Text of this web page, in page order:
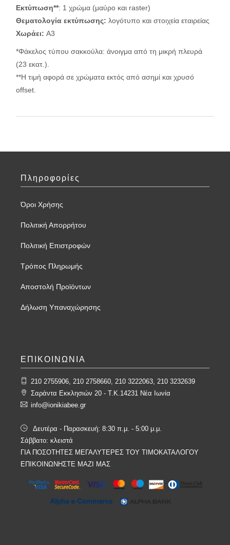
Εκτύπωση**: 1 χρώμα (μαύρο και raster)
Θεματολογία εκτύπωσης: λογότυπο και στοιχεία εταιρείας
Χωράει: Α3
*Φάκελος τύπου σακκούλα: άνοιγμα από τη μικρή πλευρά
(23 εκατ.).
**Η τιμή αφορά σε χρώματα εκτός από ασημί και χρυσό
offset.
Πληροφορίες
Όροι Χρήσης
Πολιτική Απορρήτου
Πολιτική Επιστροφών
Τρόπος Πληρωμής
Αποστολή Προϊόντων
Δήλωση Υπαναχώρησης
ΕΠΙΚΟΙΝΩΝΙΑ
210 2755906, 210 2758660, 210 3222063, 210 3232639
Σαράντα Εκκλησιών 20 - T.K.14231 Νέα Ιωνία
info@ionikiabee.gr
Δευτέρα - Παρασκευή: 8:30 π.μ. - 5:00 μ.μ.
Σάββατο: κλειστά
ΓΙΑ ΠΟΣΟΤΗΤΕΣ ΜΕΓΑΛΥΤΕΡΕΣ ΤΟΥ ΤΙΜΟΚΑΤΑΛΟΓΟΥ
ΕΠΙΚΟΙΝΩΝΗΣΤΕ ΜΑΖΙ ΜΑΣ